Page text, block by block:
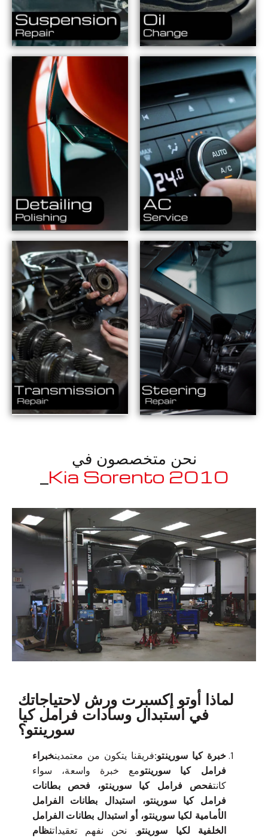
نحن متخصصون في
2010 Kia Sorento
لماذا أوتو إكسبرت ورش لاحتياجاتك
في استبدال وسادات فرامل كيا
سورينتو؟
خبرة كيا سورينتو:فريقنا يتكون من معتمدينخبراء
فرامل كيا سورينتومع خبرة واسعة، سواء
كانتفحص فرامل كيا سورينتو، فحص بطانات
فرامل كيا سورينتو، استبدال بطانات الفرامل
الأمامية لكيا سورينتو، أو استبدال بطانات الفرامل
الخلفية لكيا سورينتو. نحن نفهم تعقيداتنظام